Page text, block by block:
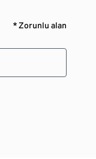
* Zorunlu alan